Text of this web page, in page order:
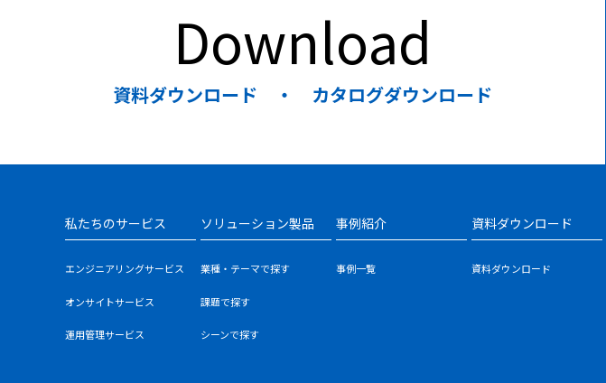
Download
資料ダウンロード ・ カタログダウンロード
私たちのサービス
エンジニアリングサービス
オンサイトサービス
運用管理サービス
ソリューション製品
業種・テーマで探す
課題で探す
シーンで探す
事例紹介
事例一覧
資料ダウンロード
資料ダウンロード